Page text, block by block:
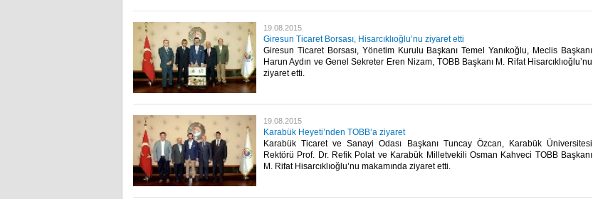
19.08.2015
Giresun Ticaret Borsası, Hisarcıklıoğlu’nu ziyaret etti
Giresun Ticaret Borsası, Yönetim Kurulu Başkanı Temel Yanıkoğlu, Meclis Başkanı
Harun Aydın ve Genel Sekreter Eren Nizam, TOBB Başkanı M. Rifat Hisarcıklıoğlu’nu
ziyaret etti.​
19.08.2015
Karabük Heyeti’nden TOBB’a ziyaret
Karabük Ticaret ve Sanayi Odası Başkanı Tuncay Özcan, Karabük Üniversitesi
Rektörü Prof. Dr. Refik Polat ve Karabük Milletvekili Osman Kahveci TOBB Başkanı
M. Rifat Hisarcıklıoğlu’nu makamında ziyaret etti.​